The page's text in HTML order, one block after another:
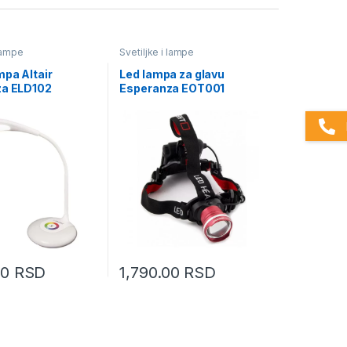
Altair
ELD102
RSD
Svetiljke i lampe
Led lampa za glavu
Esperanza EOT001
1,790.00 RSD